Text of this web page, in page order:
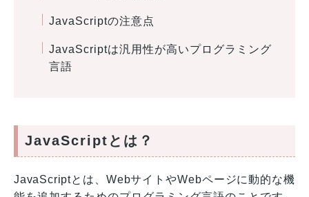
JavaScriptの注意点
JavaScriptは汎用性が高いプログラミング
言語
JavaScriptとは？
JavaScriptとは、WebサイトやWebページに動的な機